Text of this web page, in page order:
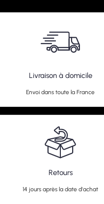
Livraison à domicile
Envoi dans toute la France
Retours
14 jours après la date d'achat